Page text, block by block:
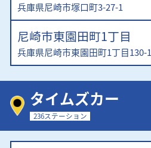
兵庫県尼崎市塚口町3-27-1
尼崎市東園田町1丁目
兵庫県尼崎市東園田町1丁目130-
タイムズカー
236ステーション